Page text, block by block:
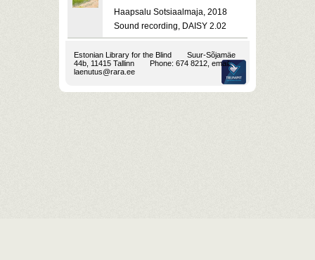
Haapsalu Sotsiaalmaja, 2018
Sound recording, DAISY 2.02
Estonian Library for the Blind
Suur-Sõjamäe
44b, 11415 Tallinn
Phone: 674 8212, email:
laenutus@rara.ee